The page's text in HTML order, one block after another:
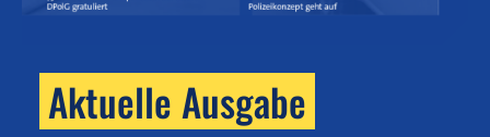
Aktuelle Ausgabe